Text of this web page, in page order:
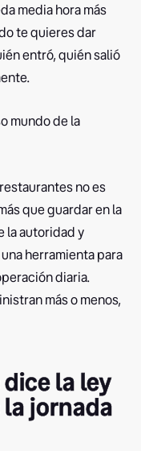
media hora más
te quieres dar
entró, quién salió
mundo de la
no es
que guardar en la
la autoridad y
herramienta para
diaria.
más o menos,
la ley
jornada